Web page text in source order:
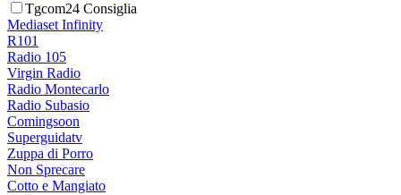
Tgcom24 Consiglia
Mediaset Infinity
R101
Radio 105
Virgin Radio
Radio Montecarlo
Radio Subasio
Comingsoon
Superguidatv
Zuppa di Porro
Non Sprecare
Cotto e Mangiato